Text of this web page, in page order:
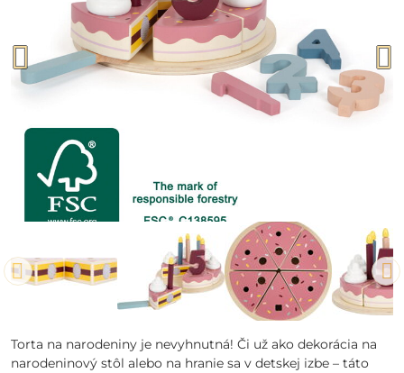
Torta na narodeniny je nevyhnutná! Či už ako dekorácia na
narodeninový stôl alebo na hranie sa v detskej izbe – táto